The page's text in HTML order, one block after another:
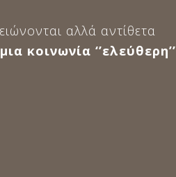
αλλά αντίθετα
κοινωνία ‘’ελεύθερη’’